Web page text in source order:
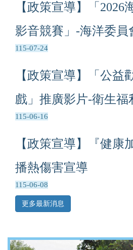
【政策宣導】「2026
影音競賽」-海洋委員
115-07-24
【政策宣導】「公益
戲」推廣影片-衛生福
115-06-16
【政策宣導】『健康
播熱傷害宣導
115-06-08
更多最新消息